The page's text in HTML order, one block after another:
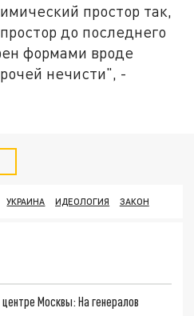
простор так,
до последнего
формами вроде
нечисти", -
УКРАИНА ИДЕОЛОГИЯ ЗАКОН
Москвы: На генералов